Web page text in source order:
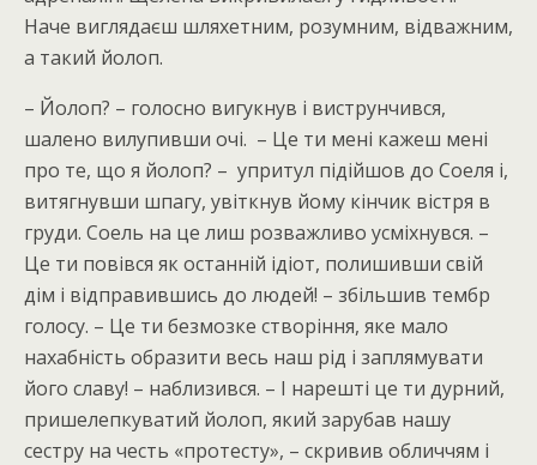
Наче виглядаєш шляхетним, розумним, відважним,
а такий йолоп.
– Йолоп? – голосно вигукнув і виструнчився,
шалено вилупивши очі. – Це ти мені кажеш мені
про те, що я йолоп? – упритул підійшов до Соеля і,
витягнувши шпагу, увіткнув йому кінчик вістря в
груди. Соель на це лиш розважливо усміхнувся. –
Це ти повівся як останній ідіот, полишивши свій
дім і відправившись до людей! – збільшив тембр
голосу. – Це ти безмозке створіння, яке мало
нахабність образити весь наш рід і заплямувати
його славу! – наблизився. – І нарешті це ти дурний,
пришелепкуватий йолоп, який зарубав нашу
сестру на честь «протесту», – скривив обличчям і